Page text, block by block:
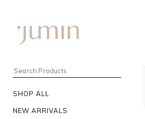
SHOP ALL
NEW ARRIVALS